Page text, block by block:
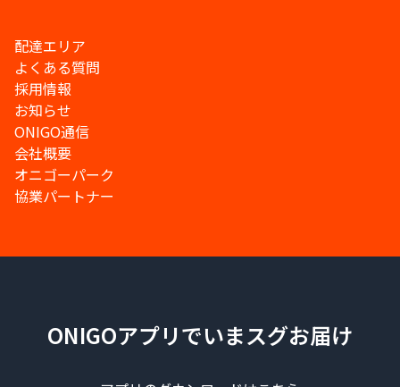
配達エリア
よくある質問
採用情報
お知らせ
ONIGO通信
会社概要
オニゴーパーク
協業パートナー
ONIGOアプリでいまスグお届け